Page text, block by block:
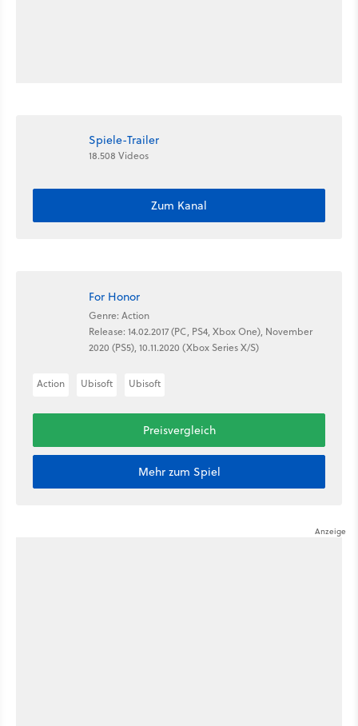
Spiele-Trailer
18.508 Videos
Zum Kanal
For Honor
Genre: Action
Release: 14.02.2017 (PC, PS4, Xbox One), November
2020 (PS5), 10.11.2020 (Xbox Series X/S)
Action Ubisoft Ubisoft
Preisvergleich
Mehr zum Spiel